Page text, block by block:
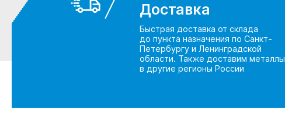
Доставка
Быстрая доставка от склада
до пункта назначения по Санкт-
Петербургу и Ленинградской
области. Также доставим металлы
в другие регионы России